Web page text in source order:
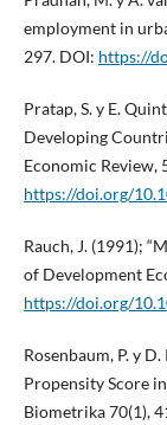
employment in
297. DOI: https://
Pratap, S. y E.
Developing
Economic Review,
https://doi.org/
Rauch, J. (1991);
of Development
https://doi.org/
Rosenbaum, P. y
Propensity Score
Biometrika 70(1),